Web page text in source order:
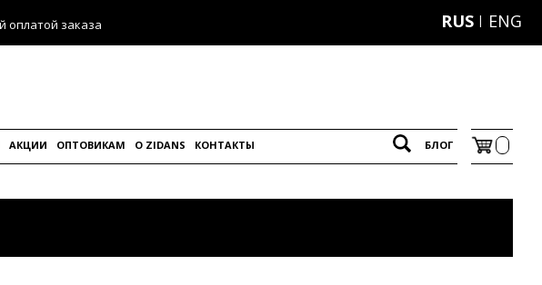
оплатой заказа RUS ENG
АКЦИИ ОПТОВИКАМ O ZIDANS КОНТАКТЫ БЛОГ